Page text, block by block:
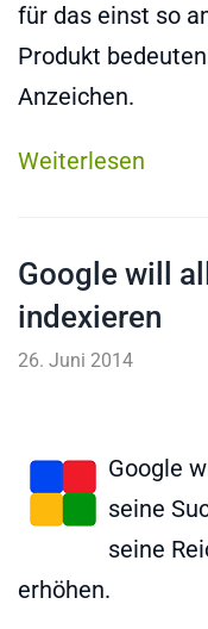
für das einst so
Produkt
Anzeichen.
Weiterlesen
Google will
indexieren
26. Juni 2014
Google
seine
seine
erhöhen.